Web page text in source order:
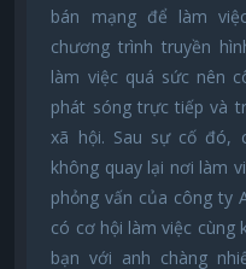
bán mạng để làm
chương trình truyền
làm việc quá sức nên
phát sóng trực tiếp và
xã hội. Sau sự cố đó,
không quay lại nơi làm
phỏng vấn của công ty
có cơ hội làm việc cùng
bạn với anh chàng